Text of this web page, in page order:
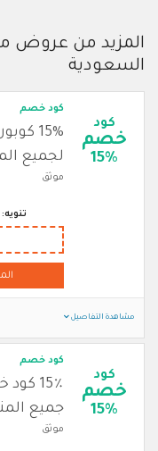
المزيد من
السعودية
كود
خصم
15%
كود خصم
15%
لجميع
موثق
مشاهدة التفاصيل
كود
خصم
15%
كود خصم
15٪
جميع
موثق